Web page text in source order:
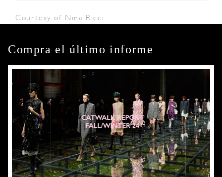
Courtesy of Nina Ricci
Compra el último informe